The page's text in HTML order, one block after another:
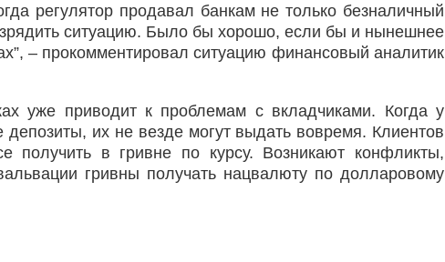
регулятор продавал банкам не только безналичный
ситуацию. Было бы хорошо, если бы и нынешнее
– прокомментировал ситуацию финансовый аналитик
уже приводит к проблемам с вкладчиками. Когда у
их не везде могут выдать вовремя. Клиентов
получить в гривне по курсу. Возникают конфликты,
гривны получать нацвалюту по долларовому